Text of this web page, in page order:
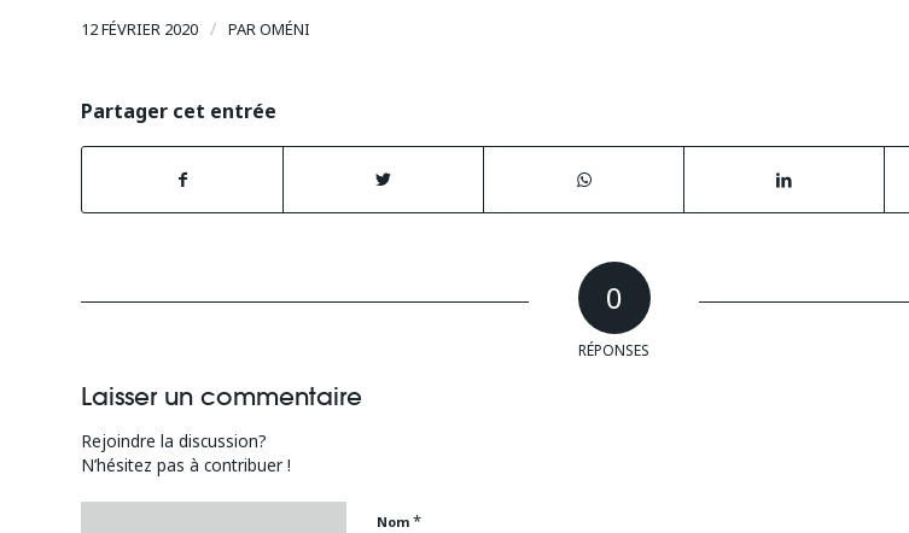
12 FÉVRIER 2020 / PAROMÉNI
Partager cet entrée
0
RÉPONSES
Laisser un commentaire
Rejoindre la discussion?
N’hésitez pas à contribuer !
Nom *